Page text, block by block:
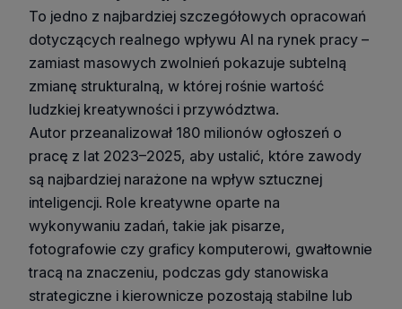
To jedno z najbardziej szczegółowych opracowań
dotyczących realnego wpływu AI na rynek pracy –
zamiast masowych zwolnień pokazuje subtelną
zmianę strukturalną, w której rośnie wartość
ludzkiej kreatywności i przywództwa.
Autor przeanalizował 180 milionów ogłoszeń o
pracę z lat 2023–2025, aby ustalić, które zawody
są najbardziej narażone na wpływ sztucznej
inteligencji. Role kreatywne oparte na
wykonywaniu zadań, takie jak pisarze,
fotografowie czy graficy komputerowi, gwałtownie
tracą na znaczeniu, podczas gdy stanowiska
strategiczne i kierownicze pozostają stabilne lub